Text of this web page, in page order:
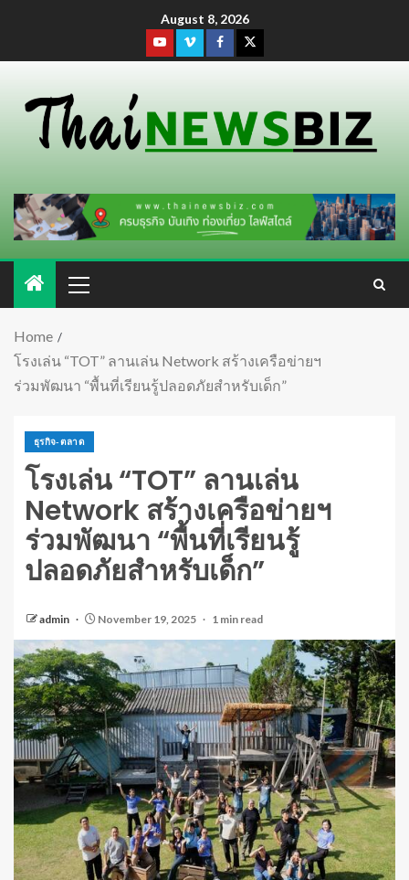
August 8, 2026
Home
โรงเล่น “TOT” ลานเล่น Network สร้างเครือข่ายฯ
ร่วมพัฒนา “พื้นที่เรียนรู้ปลอดภัยสำหรับเด็ก”
ธุรกิจ-ตลาด
โรงเล่น “TOT” ลานเล่น
Network สร้างเครือข่ายฯ
ร่วมพัฒนา “พื้นที่เรียนรู้
ปลอดภัยสำหรับเด็ก”
admin November 19, 2025 1 min read